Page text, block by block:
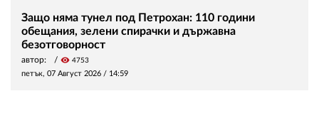
Защо няма тунел под Петрохан: 110 години
обещания, зелени спирачки и държавна
безотговорност
автор: visibility 4753
петък, 07 Август 2026 / 14:59